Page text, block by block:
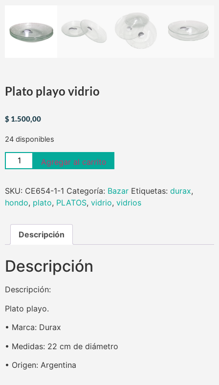
Plato playo vidrio
$ 1.500,00
24 disponibles
Agregar al carrito
SKU: CE654-1-1 Categoría: Bazar Etiquetas: durax,
hondo, plato, PLATOS, vidrio, vidrios
Descripción
Descripción
Descripción:
Plato playo.
• Marca: Durax
• Medidas: 22 cm de diámetro
• Origen: Argentina